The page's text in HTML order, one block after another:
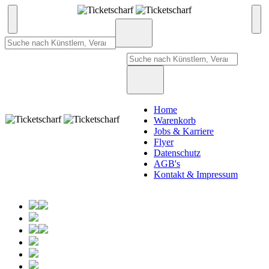
Home
Warenkorb
Jobs & Karriere
Flyer
Datenschutz
AGB's
Kontakt & Impressum